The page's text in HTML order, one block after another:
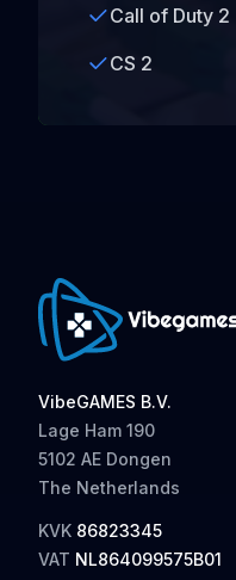
Call of Duty 2
CS 2
VibeGAMES B.V.
Lage Ham 190
5102 AE Dongen
The Netherlands
KVK 86823345
VAT NL864099575B01